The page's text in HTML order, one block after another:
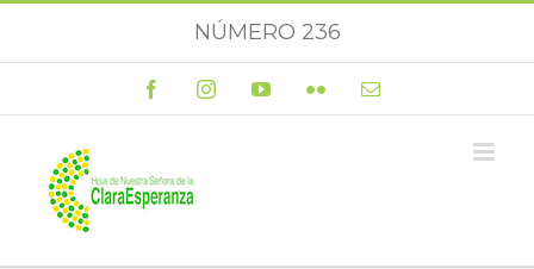
NÚMERO 236
FacebookInstagramYouTubeFlickr Correo